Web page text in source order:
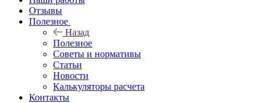
Отзывы
Полезное
Назад
Полезное
Советы и нормативы
Статьи
Новости
Калькуляторы расчета
Контакты